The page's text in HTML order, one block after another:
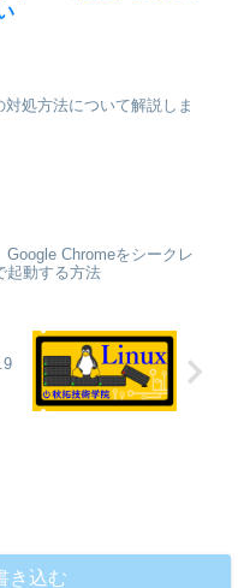
対処方法について解説しま
Google Chromeをシークレ
起動する方法
き込む